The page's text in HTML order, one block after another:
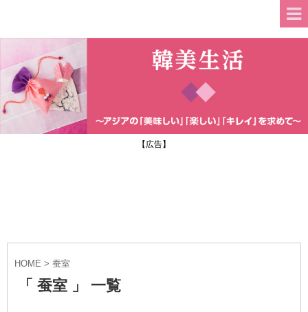
【広告】
HOME > 蚕室
「 蚕室 」 一覧